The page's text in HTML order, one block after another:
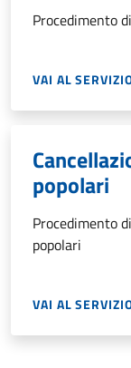
Procedimento
VAI AL
popolari
Procedimento
popolari
VAI AL